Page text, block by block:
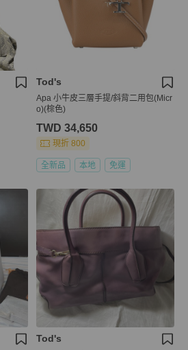
Tod's
Apa 小牛皮三層手提/斜背二用包(Micr
o)(棕色)
TWD 34,650
現折 800
全新品 本地 免運
Tod's